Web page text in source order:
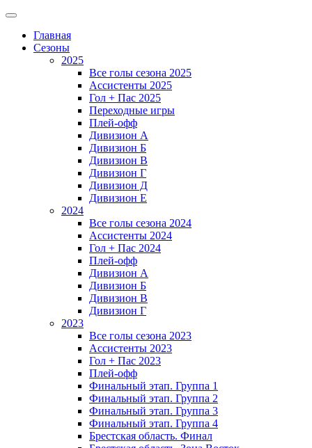
Главная
Сезоны
2025
Все голы сезона 2025
Ассистенты 2025
Гол + Пас 2025
Переходные игры
Плей-офф
Дивизион A
Дивизион Б
Дивизион В
Дивизион Г
Дивизион Д
Дивизион Е
2024
Все голы сезона 2024
Ассистенты 2024
Гол + Пас 2024
Плей-офф
Дивизион A
Дивизион Б
Дивизион В
Дивизион Г
2023
Все голы сезона 2023
Ассистенты 2023
Гол + Пас 2023
Плей-офф
Финальный этап. Группа 1
Финальный этап. Группа 2
Финальный этап. Группа 3
Финальный этап. Группа 4
Брестская область. Финал